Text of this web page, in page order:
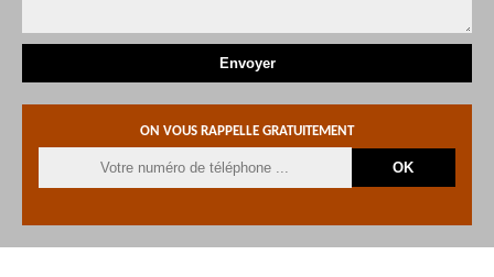
ON VOUS RAPPELLE GRATUITEMENT